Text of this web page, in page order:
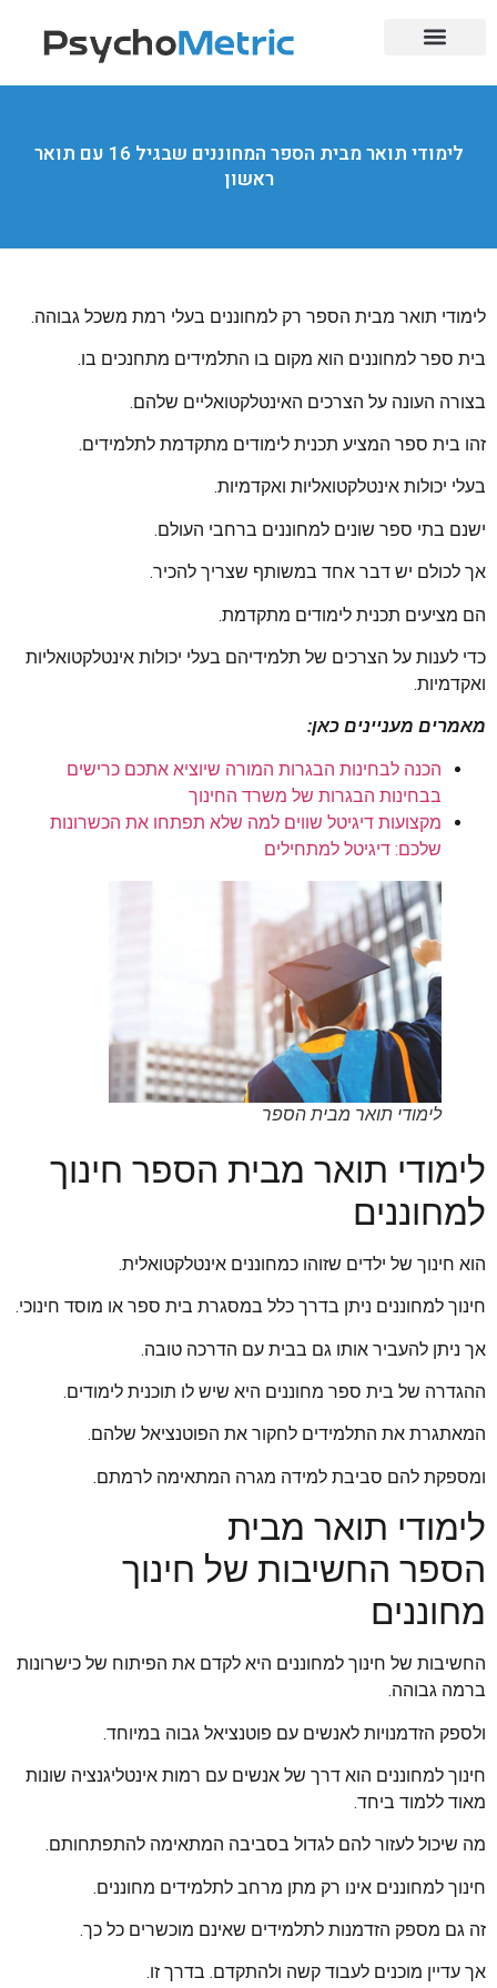
לימודי תואר מבית הספר המחוננים שבגיל 16 עם תואר
ראשון
לימודי תואר מבית הספר רק למחוננים בעלי רמת משכל גבוהה.
בית ספר למחוננים הוא מקום בו התלמידים מתחנכים בו.
בצורה העונה על הצרכים האינטלקטואליים שלהם.
זהו בית ספר המציע תכנית לימודים מתקדמת לתלמידים.
בעלי יכולות אינטלקטואליות ואקדמיות.
ישנם בתי ספר שונים למחוננים ברחבי העולם.
אך לכולם יש דבר אחד במשותף שצריך להכיר.
הם מציעים תכנית לימודים מתקדמת.
כדי לענות על הצרכים של תלמידיהם בעלי יכולות אינטלקטואליות
ואקדמיות.
מאמרים מעניינים כאן:
הכנה לבחינות הבגרות המורה שיוציא אתכם כרישים
בבחינות הבגרות של משרד החינוך
מקצועות דיגיטל שווים למה שלא תפתחו את הכשרונות
שלכם: דיגיטל למתחילים
לימודי תואר מבית הספר
לימודי תואר מבית הספר חינוך
למחוננים
הוא חינוך של ילדים שזוהו כמחוננים אינטלקטואלית.
חינוך למחוננים ניתן בדרך כלל במסגרת בית ספר או מוסד חינוכי.
אך ניתן להעביר אותו גם בבית עם הדרכה טובה.
ההגדרה של בית ספר מחוננים היא שיש לו תוכנית לימודים.
המאתגרת את התלמידים לחקור את הפוטנציאל שלהם.
ומספקת להם סביבת למידה מגרה המתאימה לרמתם.
לימודי תואר מבית
הספר החשיבות של חינוך
מחוננים
החשיבות של חינוך למחוננים היא לקדם את הפיתוח של כישרונות
ברמה גבוהה.
ולספק הזדמנויות לאנשים עם פוטנציאל גבוה במיוחד.
חינוך למחוננים הוא דרך של אנשים עם רמות אינטליגנציה שונות
מאוד ללמוד ביחד.
מה שיכול לעזור להם לגדול בסביבה המתאימה להתפתחותם.
חינוך למחוננים אינו רק מתן מרחב לתלמידים מחוננים.
זה גם מספק הזדמנות לתלמידים שאינם מוכשרים כל כך.
אך עדיין מוכנים לעבוד קשה ולהתקדם. בדרך זו.